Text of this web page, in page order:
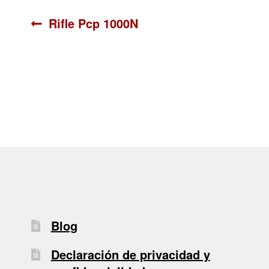
Navegación
Anterior:
Rifle Pcp 1000N
Blog
Declaración de privacidad y